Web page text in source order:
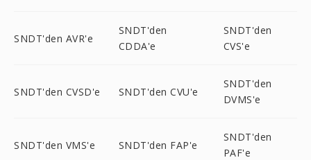
SNDT'den AVR'e
SNDT'den
CDDA'e
SNDT'den
CVS'e
SNDT'den CVSD'e SNDT'den CVU'e
SNDT'den
DVMS'e
SNDT'den VMS'e SNDT'den FAP'e
SNDT'den
PAF'e